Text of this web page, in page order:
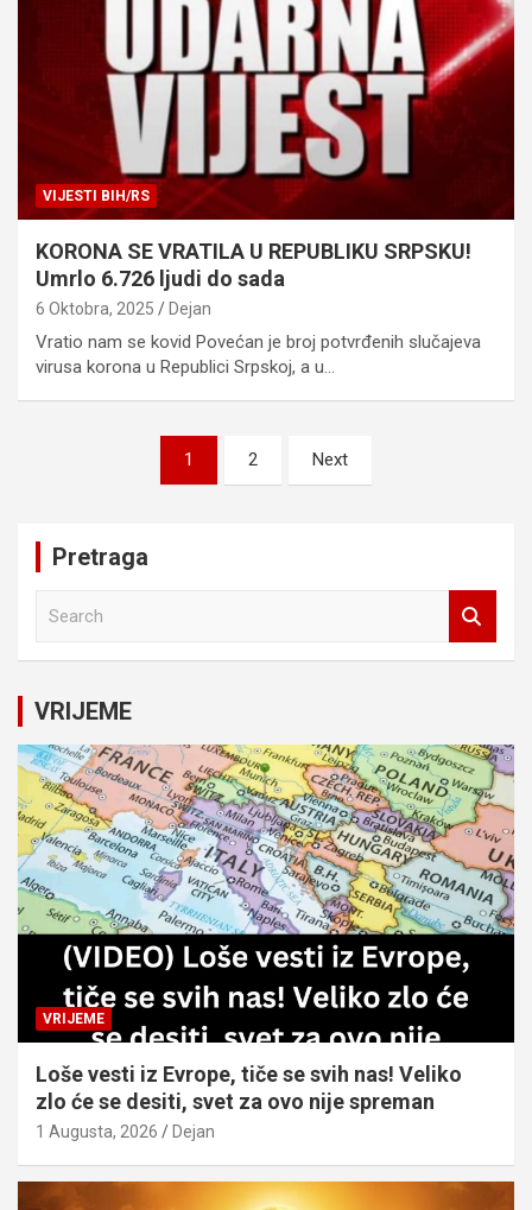
VIJESTI BIH/RS
KORONA SE VRATILA U REPUBLIKU SRPSKU!
Umrlo 6.726 ljudi do sada
6 Oktobra, 2025 Dejan
Vratio nam se kovid Povećan je broj potvrđenih slučajeva
virusa korona u Republici Srpskoj, a u…
1 2 Next
Pretraga
c
h
VRIJEME
VRIJEME
Loše vesti iz Evrope, tiče se svih nas! Veliko
zlo će se desiti, svet za ovo nije spreman
1 Augusta, 2026 Dejan